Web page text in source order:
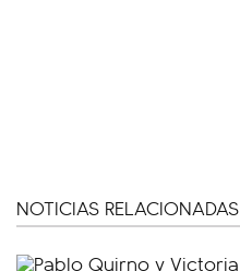
NOTICIAS RELACIONADAS